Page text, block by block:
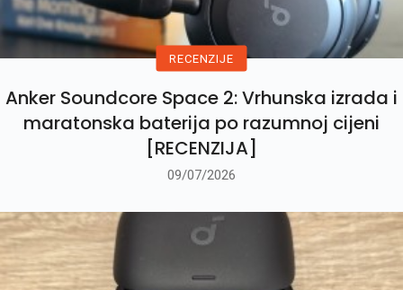
RECENZIJE
Anker Soundcore Space 2: Vrhunska izrada i
maratonska baterija po razumnoj cijeni
[RECENZIJA]
09/07/2026